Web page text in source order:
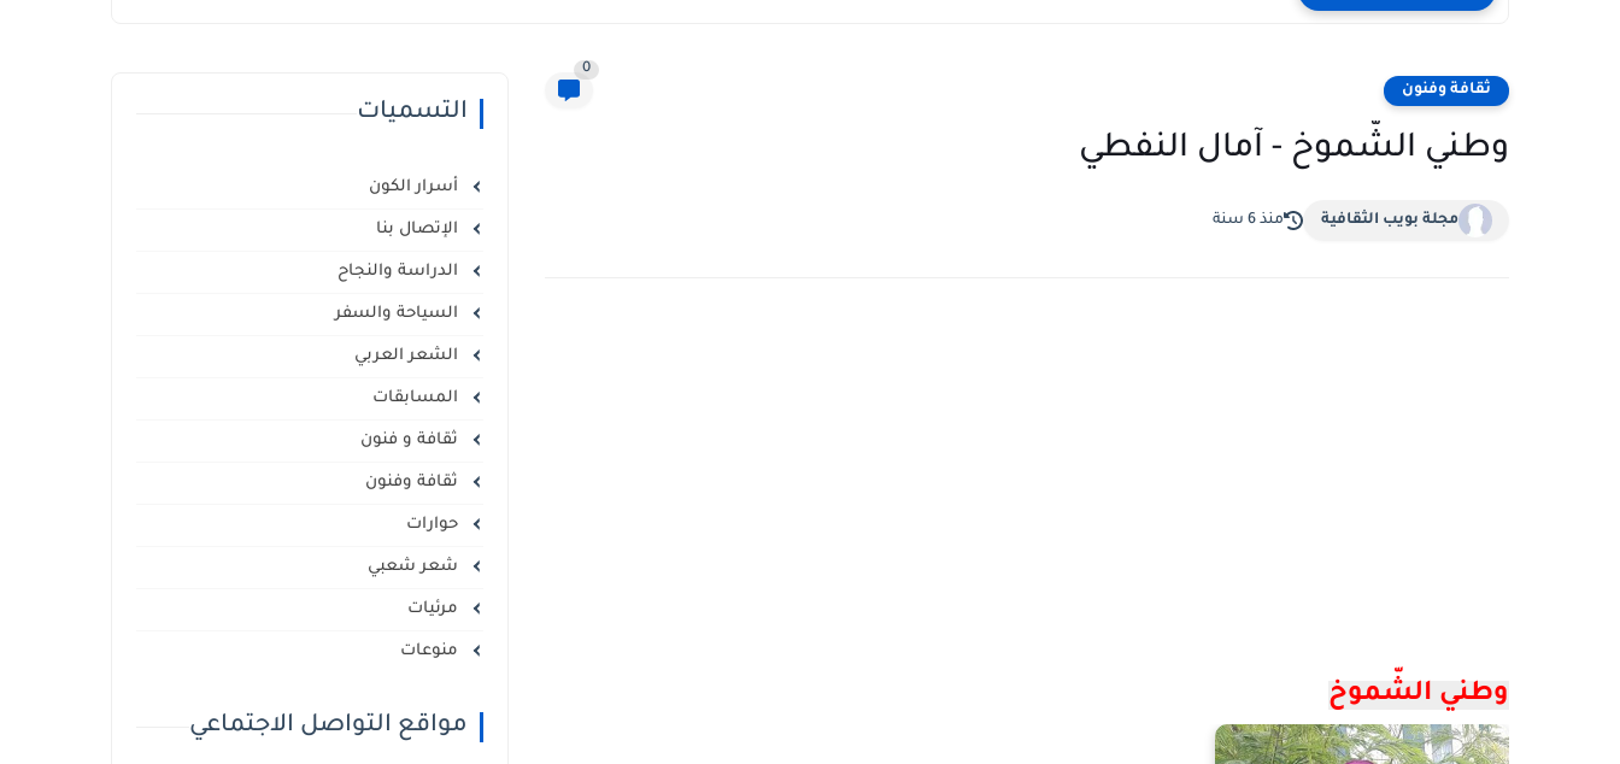
ثقافة وفنون
0
وطني الشّموخ - آمال النفطي
مجلة بويب الثقافية منذ 6 سنة
وطني الشّموخ
التسميات
أسرار الكون
الإتصال بنا
الدراسة والنجاح
السياحة والسفر
الشعر العربي
المسابقات
ثقافة و فنون
ثقافة وفنون
حوارات
شعر شعبي
مرئيات
منوعات
مواقع التواصل الاجتماعي